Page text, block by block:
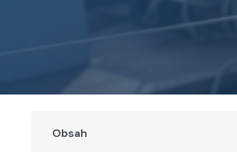
Obsah